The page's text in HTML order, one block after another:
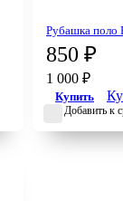
Рубашка поло
850 ₽
1 000 ₽
Купить
Добавить к